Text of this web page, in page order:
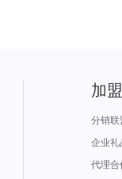
加
分销联
企业礼
代理合